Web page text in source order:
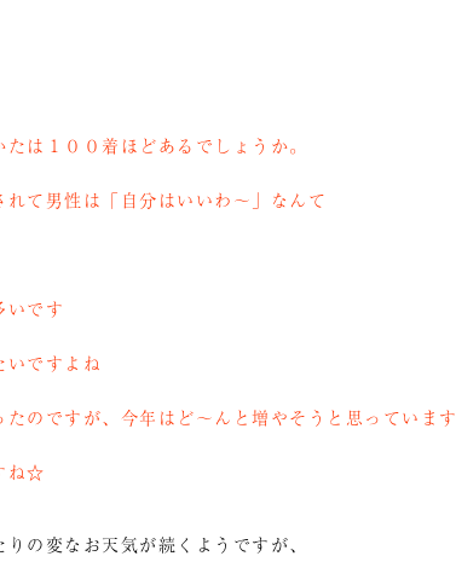
は１００着ほどあるでしょうか。
て男性は「自分はいいわ～」なんて
いです
ですよね
のですが、今年はど～んと増やそうと思っています
ね☆
の変なお天気が続くようですが、